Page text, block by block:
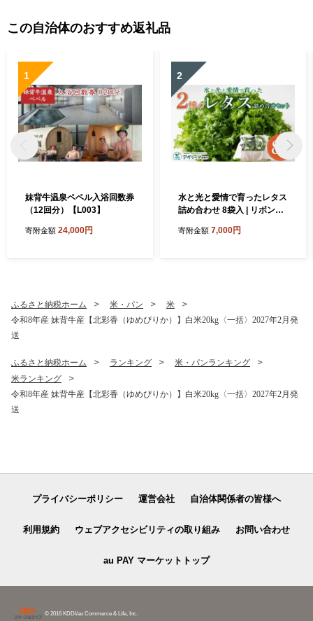
この自治体のおすすめ返礼品
1
妹背牛温泉ペペル入浴回数券
（12回分）【L003】
寄附金額 24,000円
2
水と光と愛情で育ったレタス
詰め合わせ 8袋入 | リボンレ
背牛町 レタス 詰め合せ サラ
寄附金額 7,000円
ふるさと納税ホーム 米・パン
米
令和8年産 妹背牛産【北彩香（ゆめぴりか）】白米20kg〈一括〉2027年2月発
送
ふるさと納税ホーム ランキング
米・パンランキング
米ランキング
令和8年産 妹背牛産【北彩香（ゆめぴりか）】白米20kg〈一括〉2027年2月発
送
プライバシーポリシー 運営会社 自治体関係者の皆様へ
利用規約 ウェブアクセシビリティの取り組み お問い合わせ
au PAY マーケットトップ
© 2016 KDDI/au Commerce & Life, Inc.